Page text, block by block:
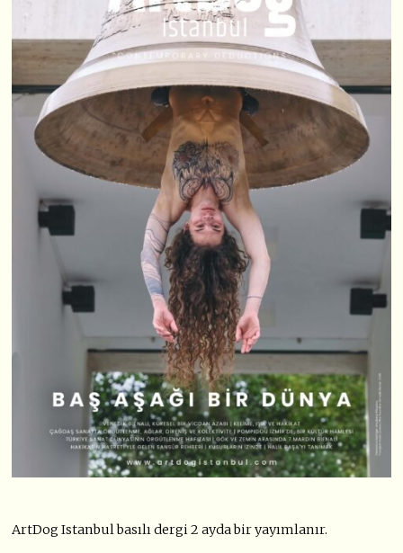
ArtDog Istanbul basılı dergi 2 ayda bir yayımlanır.